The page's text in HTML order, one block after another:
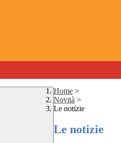
Home >
Novità >
Le notizie
Le notizie